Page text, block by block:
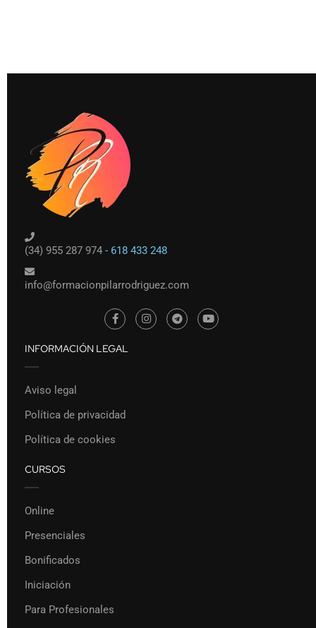
(34) 955 287 974 - 618 433 248
info@formacionpilarrodriguez.com
INFORMACIÓN LEGAL
Aviso legal
Política de privacidad
Política de cookies
CURSOS
Online
Presenciales
Bonificados
Iniciación
Para Profesionales